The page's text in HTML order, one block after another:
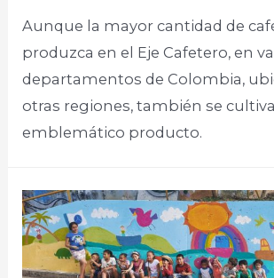
Aunque la mayor cantidad de
produzca en el Eje Cafetero, en
departamentos de Colombia,
otras regiones, también se
emblemático producto.